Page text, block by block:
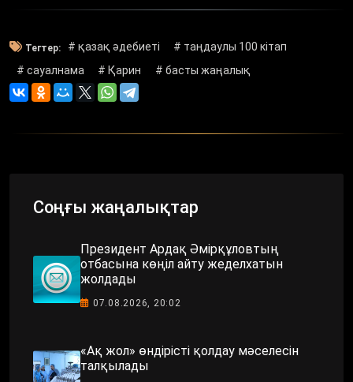
Тегтер: # қазақ әдебиеті
# таңдаулы 100 кітап
# сауалнама
# Қарин # басты жаңалық
Соңғы жаңалықтар
Президент Ардақ Әмірқұловтың
отбасына көңіл айту жеделхатын
жолдады
07.08.2026, 20:02
«Ақ жол» өндірісті қолдау мәселесін
талқылады